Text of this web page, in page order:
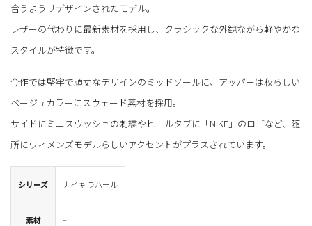
合うようリデザインされたモデル。
レザーの代わりに最新素材を採用し、クラシックな外観ながら軽やかな
スタイルが特徴です。
今作では堅牢で頑丈なデザインのミッドソールに、アッパーは秋らしい
ベージュカラーにスウェード素材を採用。
サイドにミニスウッシュの刺繍やヒールタブに「NIKE」のロゴなど、随
所にウィメンズモデルらしいアクセントがプラスされています。
シリーズ ナイキ ラハール
素材 –